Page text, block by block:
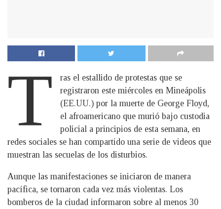
T
ras el estallido de protestas que se
registraron este miércoles en Mineápolis
(EE.UU.) por la muerte de George Floyd,
el afroamericano que murió bajo custodia
policial a principios de esta semana, en
redes sociales se han compartido una serie de videos que
muestran las secuelas de los disturbios.
Aunque las manifestaciones se iniciaron de manera
pacífica, se tornaron cada vez más violentas. Los
bomberos de la ciudad informaron sobre al menos 30